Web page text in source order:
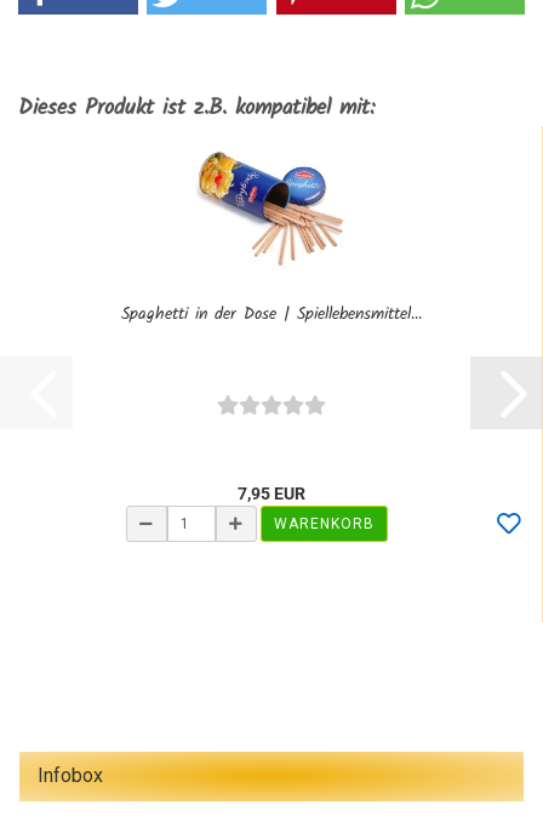
Dieses Produkt ist z.B. kompatibel mit:
Spaghetti in der Dose | Spiellebensmittel...
7,95 EUR
WARENKORB
Infobox